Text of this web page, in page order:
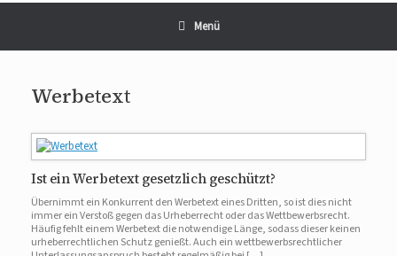
Menü
Werbetext
Ist ein Werbetext gesetzlich geschützt?
Übernimmt ein Konkurrent den Werbetext eines Dritten, so ist dies nicht
immer ein Verstoß gegen das Urheberrecht oder das Wettbewerbsrecht.
Häufig fehlt einem Werbetext die notwendige Länge, sodass dieser keinen
urheberrechtlichen Schutz genießt. Auch ein wettbewerbsrechtlicher